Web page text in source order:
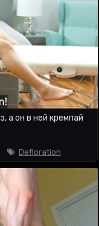
а он в ней кремпай
Defloration